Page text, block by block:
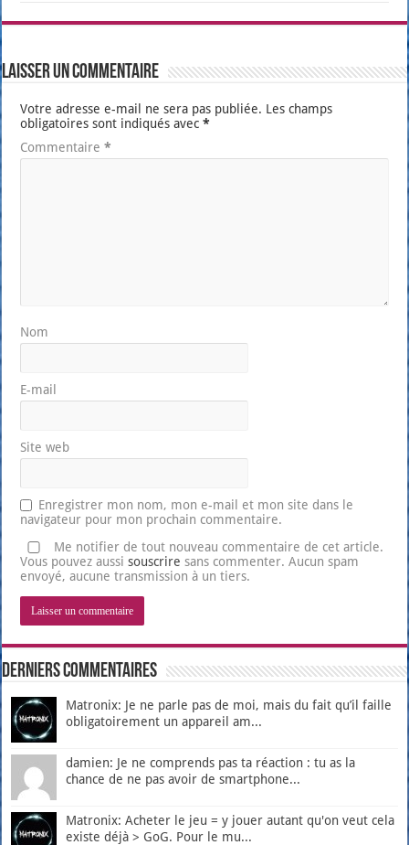
Laisser un commentaire
Votre adresse e-mail ne sera pas publiée. Les champs
obligatoires sont indiqués avec*
Commentaire*
Nom
E-mail
Site web
Enregistrer mon nom, mon e-mail et mon site dans le
navigateur pour mon prochain commentaire.
Me notifier de tout nouveau commentaire de cet article.
Vous pouvez aussisouscrire sans commenter. Aucun spam
envoyé, aucune transmission à un tiers.
Derniers Commentaires
Matronix: Je ne parle pas de moi, mais du fait qu’il faille
obligatoirement un appareil am...
damien: Je ne comprends pas ta réaction : tu as la
chance de ne pas avoir de smartphone...
Matronix: Acheter le jeu = y jouer autant qu'on veut cela
existe déjà > GoG. Pour le mu...